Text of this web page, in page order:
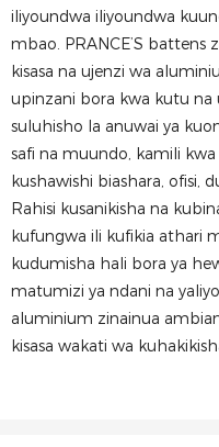
iliyoundwa iliyoundwa
mbao. PRANCE’S battens
kisasa na ujenzi wa
upinzani bora kwa kutu
suluhisho la anuwai ya
safi na muundo, kamili
kushawishi biashara, ofisi,
Rahisi kusanikisha na
kufungwa ili kufikia athari
kudumisha hali bora ya
matumizi ya ndani na
aluminium zinainua
kisasa wakati wa